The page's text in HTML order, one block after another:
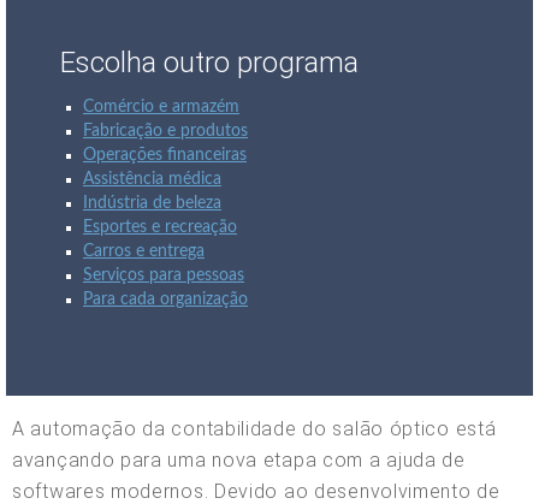
Escolha outro programa
Comércio e armazém
Fabricação e produtos
Operações financeiras
Assistência médica
Indústria de beleza
Esportes e recreação
Carros e entrega
Serviços para pessoas
Para cada organização
A automação da contabilidade do salão óptico está
avançando para uma nova etapa com a ajuda de
softwares modernos. Devido ao desenvolvimento de